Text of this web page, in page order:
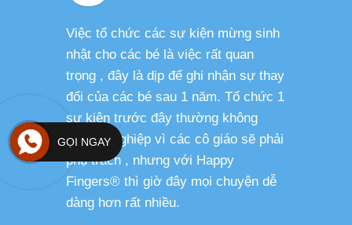
Việc tổ chức các sự kiện mừng sinh
nhật cho các bé là việc rất quan
trọng , đây là dịp để ghi nhận sự thay
đổi của các bé sau 1 năm. Tổ chức 1
sự kiện trước đây thường không
chuyên nghiệp vì các cô giáo sẽ phải
phụ trách , nhưng với Happy
Fingers® thì giờ đây mọi chuyện dễ
dàng hơn rất nhiều.
GỌI NGAY